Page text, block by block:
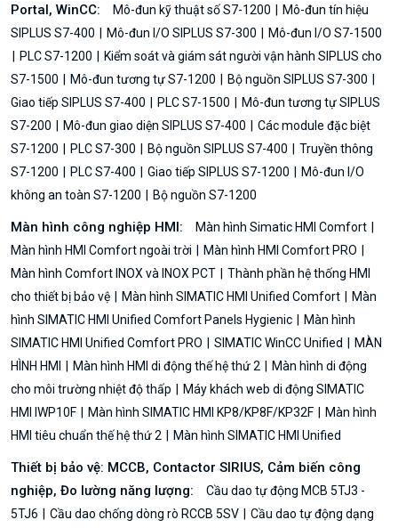
Portal, WinCC:
Mô-đun kỹ thuật số S7-1200
Mô-đun tín hiệu
SIPLUS S7-400
Mô-đun I/O SIPLUS S7-300
Mô-đun I/O S7-1500
PLC S7-1200
Kiểm soát và giám sát người vận hành SIPLUS cho
S7-1500
Mô-đun tương tự S7-1200
Bộ nguồn SIPLUS S7-300
Giao tiếp SIPLUS S7-400
PLC S7-1500
Mô-đun tương tự SIPLUS
S7-200
Mô-đun giao diện SIPLUS S7-400
Các module đặc biệt
S7-1200
PLC S7-300 Bộ nguồn SIPLUS S7-400
Truyền thông
S7-1200
PLC S7-400 Giao tiếp SIPLUS S7-1200
Mô-đun I/O
không an toàn S7-1200
Bộ nguồn S7-1200
Màn hình công nghiệp HMI:
Màn hình Simatic HMI Comfort
Màn hình HMI Comfort ngoài trời
Màn hình HMI Comfort PRO
Màn hình Comfort INOX và INOX PCT
Thành phần hệ thống HMI
cho thiết bị bảo vệ
Màn hình SIMATIC HMI Unified Comfort
Màn
hình SIMATIC HMI Unified Comfort Panels Hygienic
Màn hình
SIMATIC HMI Unified Comfort PRO
SIMATIC WinCC Unified
MÀN
HÌNH HMI
Màn hình HMI di động thế hệ thứ 2
Màn hình di động
cho môi trường nhiệt độ thấp
Máy khách web di động SIMATIC
HMI IWP10F
Màn hình SIMATIC HMI KP8/KP8F/KP32F
Màn hình
HMI tiêu chuẩn thế hệ thứ 2
Màn hình SIMATIC HMI Unified
Thiết bị bảo vệ: MCCB, Contactor SIRIUS, Cảm biến công
nghiệp, Đo lường năng lượng:
Cầu dao tự động MCB 5TJ3 -
5TJ6
Cầu dao chống dòng rò RCCB 5SV
Cầu dao tự động dạng